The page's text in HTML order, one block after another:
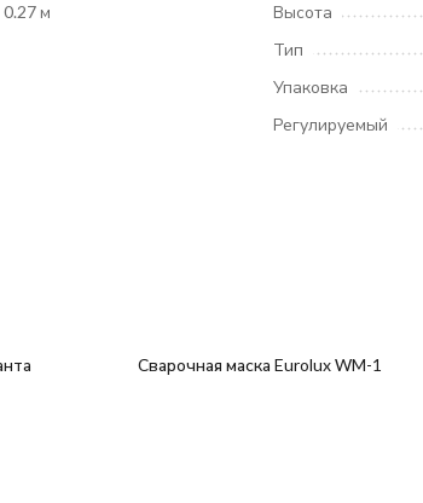
0.27 м
Высота
Тип
Упаковка
Регулируемый
Сварочная маска Eurolux WM-1